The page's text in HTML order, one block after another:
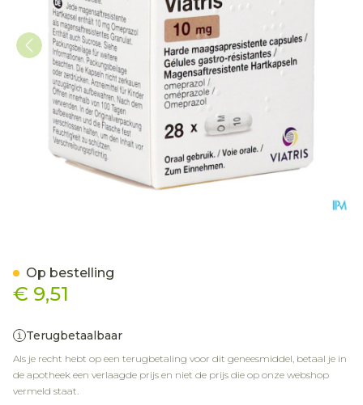
€ 9,51
Terugbetaalbaar
Als je recht hebt op een terugbetaling voor dit geneesmiddel, betaal je in
de apotheek een verlaagde prijs en niet de prijs die op onze webshop
vermeld staat.
Op bestelling